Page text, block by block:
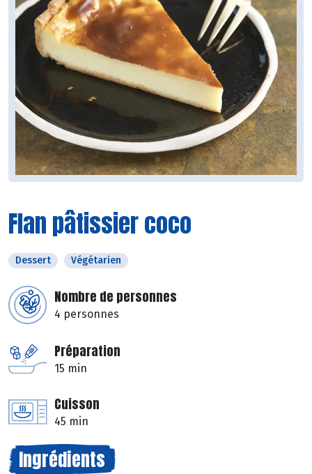
Flan pâtissier coco
Dessert Végétarien
Nombre de personnes
4 personnes
Préparation
15 min
Cuisson
45 min
Ingrédients